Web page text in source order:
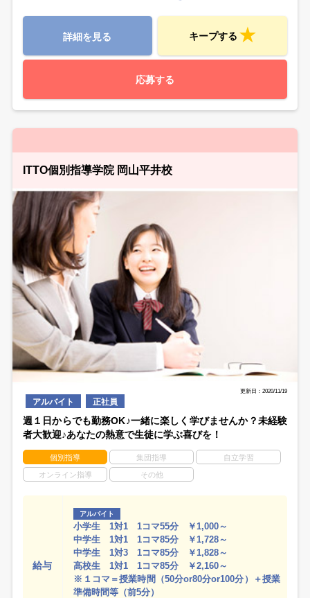
詳細を見る キープする
応募する
ITTO個別指導学院 岡山平井校
更新日：2020/11/19
アルバイト 正社員
週１日からでも勤務OK♪一緒に楽しく学びませんか？未経験
者大歓迎♪あなたの熱意で生徒に学ぶ喜びを！
個別指導 集団指導 自立学習
オンライン指導 その他
給与
アルバイト
小学生 1対1 1コマ55分 ￥1,000～
中学生 1対1 1コマ85分 ￥1,728～
中学生 1対3 1コマ85分 ￥1,828～
高校生 1対1 1コマ85分 ￥2,160～
※１コマ＝授業時間（50分or80分or100分）＋授業
準備時間等（前5分）